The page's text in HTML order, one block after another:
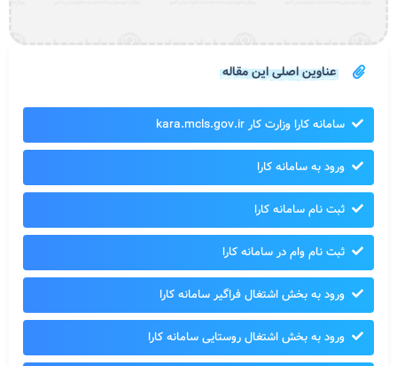
عناوین اصلی این مقاله
سامانه کارا وزارت کار kara.mcls.gov.ir
ورود به سامانه کارا
ثبت نام سامانه کارا
ثبت نام وام در سامانه کارا
ورود به بخش اشتغال فراگیر سامانه کارا
ورود به بخش اشتغال روستایی سامانه کارا